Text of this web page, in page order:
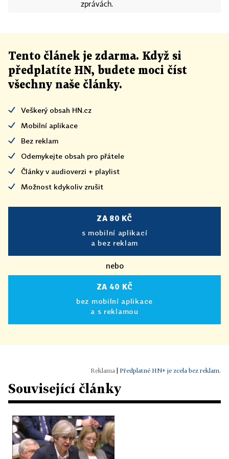
zprávách.
Tento článek je zdarma. Když si
předplatíte HN, budete moci číst
všechny naše články.
Veškerý obsah HN.cz
Mobilní aplikace
Bez reklam
Odemykejte obsah pro přátele
Články v audioverzi + playlist
Možnost kdykoliv zrušit
ZA 80 KČ
s mobilní aplikací
a bez reklam
nebo
ZA 40 KČ
bez mobilní aplikace
a s reklamou
| Předplatné HN+ je zcela bez reklam.
Související články